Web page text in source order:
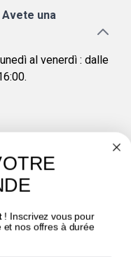
una
al venerdì : dalle
! Inscrivez vous pour
nos offres à durée